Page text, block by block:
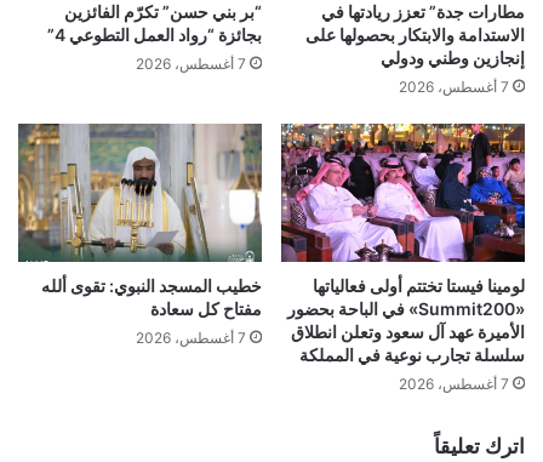
مطارات جدة” تعزز ريادتها في
الاستدامة والابتكار بحصولها على
إنجازين وطني ودولي
7 أغسطس، 2026
“بر بني حسن” تكرّم الفائزين
بجائزة “رواد العمل التطوعي 4”
7 أغسطس، 2026
لومينا فيستا تختتم أولى فعالياتها
«Summit200» في الباحة بحضور
الأميرة عهد آل سعود وتعلن انطلاق
سلسلة تجارب نوعية في المملكة
7 أغسطس، 2026
خطيب المسجد النبوي: تقوى ألله
مفتاح كل سعادة
7 أغسطس، 2026
اترك تعليقاً